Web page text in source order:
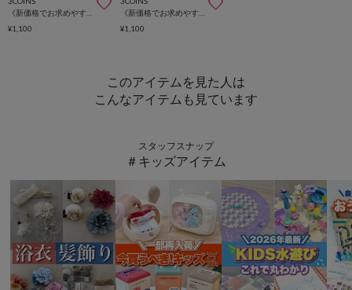
¥1,100
《新価格でお求めやすくなりました》カラビナ付きペットボトルクーラー/KITINTO
¥1,100
このアイテムを見た人は
こんなアイテムも見ています
スタッフスナップ
＃キッズアイテム